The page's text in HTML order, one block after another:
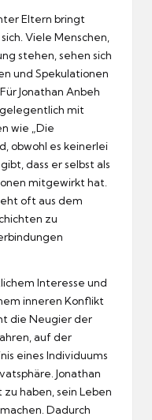
Eltern bringt
Viele Menschen,
stehen, sehen sich
und Spekulationen
Jonathan Anbeh
mit
wie „Die
obwohl es keinerlei
dass er selbst als
mitgewirkt hat.
oft aus dem
zu
Interesse und
inneren Konflikt
die Neugier der
auf der
eines Individuums
Jonathan
haben, sein Leben
Dadurch